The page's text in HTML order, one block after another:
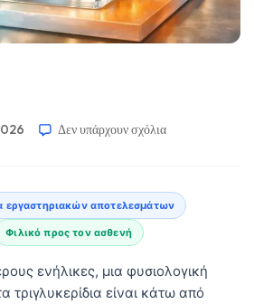
Δεν υπάρχουν σχόλια
εργαστηριακών αποτελεσμάτων
Φιλικό προς τον ασθενή
ενήλικες, μια φυσιολογική
τριγλυκερίδια είναι κάτω από